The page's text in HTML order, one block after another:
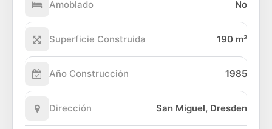
Amoblado No
Superficie Construida 190 m²
Año Construcción 1985
Dirección San Miguel, Dresden